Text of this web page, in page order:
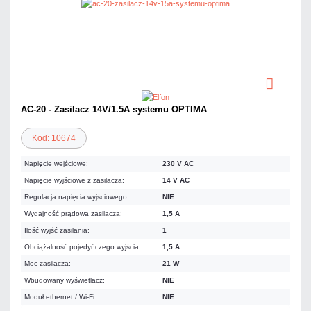
AC-20 - Zasilacz 14V/1.5A systemu OPTIMA
Kod: 10674
Napięcie wejściowe: 230 V AC
Napięcie wyjściowe z zasilacza: 14 V AC
Regulacja napięcia wyjściowego: NIE
Wydajność prądowa zasilacza: 1,5 A
Ilość wyjść zasilania: 1
Obciążalność pojedyńczego wyjścia: 1,5 A
Moc zasilacza: 21 W
Wbudowany wyświetlacz: NIE
Moduł ethernet / Wi-Fi: NIE